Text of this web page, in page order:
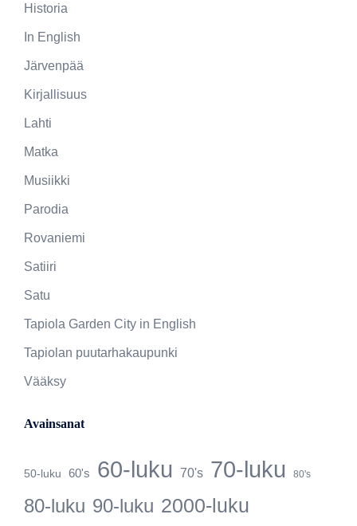
Historia
In English
Järvenpää
Kirjallisuus
Lahti
Matka
Musiikki
Parodia
Rovaniemi
Satiiri
Satu
Tapiola Garden City in English
Tapiolan puutarhakaupunki
Vääksy
Avainsanat
50-luku 60's 60-luku 70's 70-luku 80's
80-luku 90-luku 2000-luku